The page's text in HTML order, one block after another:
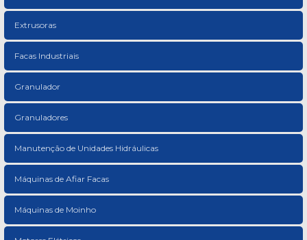
Extrusoras
Facas Industriais
Granulador
Granuladores
Manutenção de Unidades Hidráulicas
Máquinas de Afiar Facas
Máquinas de Moinho